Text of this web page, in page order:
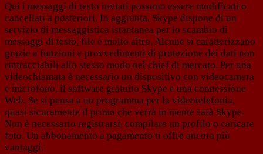
Qui i messaggi di testo inviati possono essere modificati o
cancellati a posteriori. In aggiunta, Skype dispone di un
servizio di messaggistica istantanea per lo scambio di
messaggi di testo, file e molto altro. Alcune si caratterizzano
grazie a funzioni e provvedimenti di protezione dei dati non
rintracciabili allo stesso modo nel chief di mercato. Per una
videochiamata è necessario un dispositivo con videocamera
e microfono, il software gratuito Skype e una connessione
Web. Se si pensa a un programma per la videotelefonia,
quasi sicuramente il primo che verrà in mente sarà Skype.
Non è necessario registrarsi, compilare un profilo o caricare
foto. Un abbonamento a pagamento ti offre ancora più
vantaggi.